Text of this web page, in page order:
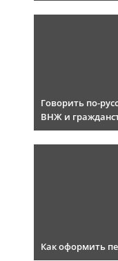
Говорить по-
ВНЖ и
Как оформить